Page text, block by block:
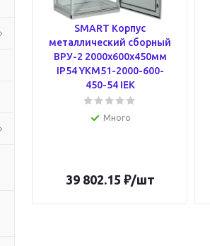
SMART Корпус
металлический сборный
ВРУ-2 2000х600х450мм
IP54 YKM51-2000-600-
450-54 IEK
Много
39 802.15 ₽/шт